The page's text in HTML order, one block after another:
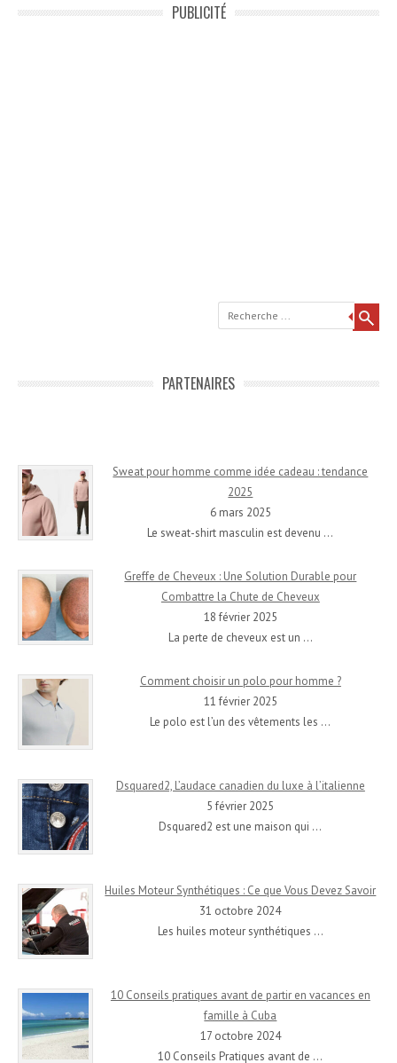
PUBLICITÉ
Recherche
PARTENAIRES
Sweat pour homme comme idée cadeau : tendance
2025
6 mars 2025
Le sweat-shirt masculin est devenu …
Greffe de Cheveux : Une Solution Durable pour
Combattre la Chute de Cheveux
18 février 2025
La perte de cheveux est un …
Comment choisir un polo pour homme ?
11 février 2025
Le polo est l’un des vêtements les …
Dsquared2, L’audace canadien du luxe à l’italienne
5 février 2025
Dsquared2 est une maison qui …
Huiles Moteur Synthétiques : Ce que Vous Devez Savoir
31 octobre 2024
Les huiles moteur synthétiques …
10 Conseils pratiques avant de partir en vacances en
famille à Cuba
17 octobre 2024
10 Conseils Pratiques avant de …